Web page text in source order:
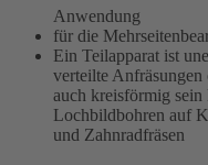
Anwendung
für die
Ein Teilapparat ist
verteilte Anfräsungen
auch kreisförmig
Lochbildbohren auf
und Zahnradfräsen